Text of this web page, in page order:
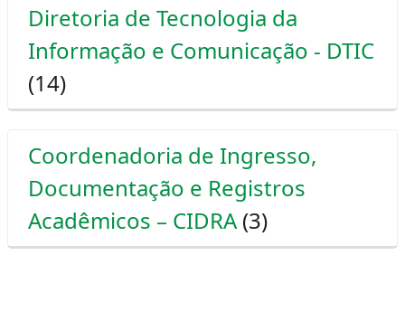
Diretoria de Tecnologia da
Informação e Comunicação - DTIC
(14)
Coordenadoria de Ingresso,
Documentação e Registros
Acadêmicos – CIDRA(3)